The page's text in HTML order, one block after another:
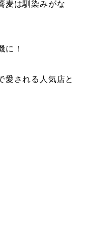
麦は馴染みがな
に！
愛される人気店と